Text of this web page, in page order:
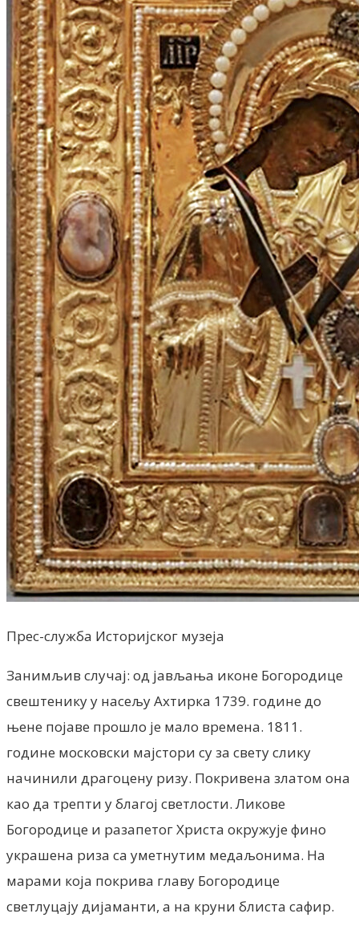
Прес-служба Историјског музеја
Занимљив случај: од јављања иконе Богородице
свештенику у насељу Ахтирка 1739. године до
њене појаве прошло је мало времена. 1811.
године московски мајстори су за свету слику
начинили драгоцену ризу. Покривена златом она
као да трепти у благој светлости. Ликове
Богородице и разапетог Христа окружује фино
украшена риза са уметнутим медаљонима. На
марами која покрива главу Богородице
светлуцају дијаманти, а на круни блиста сафир.